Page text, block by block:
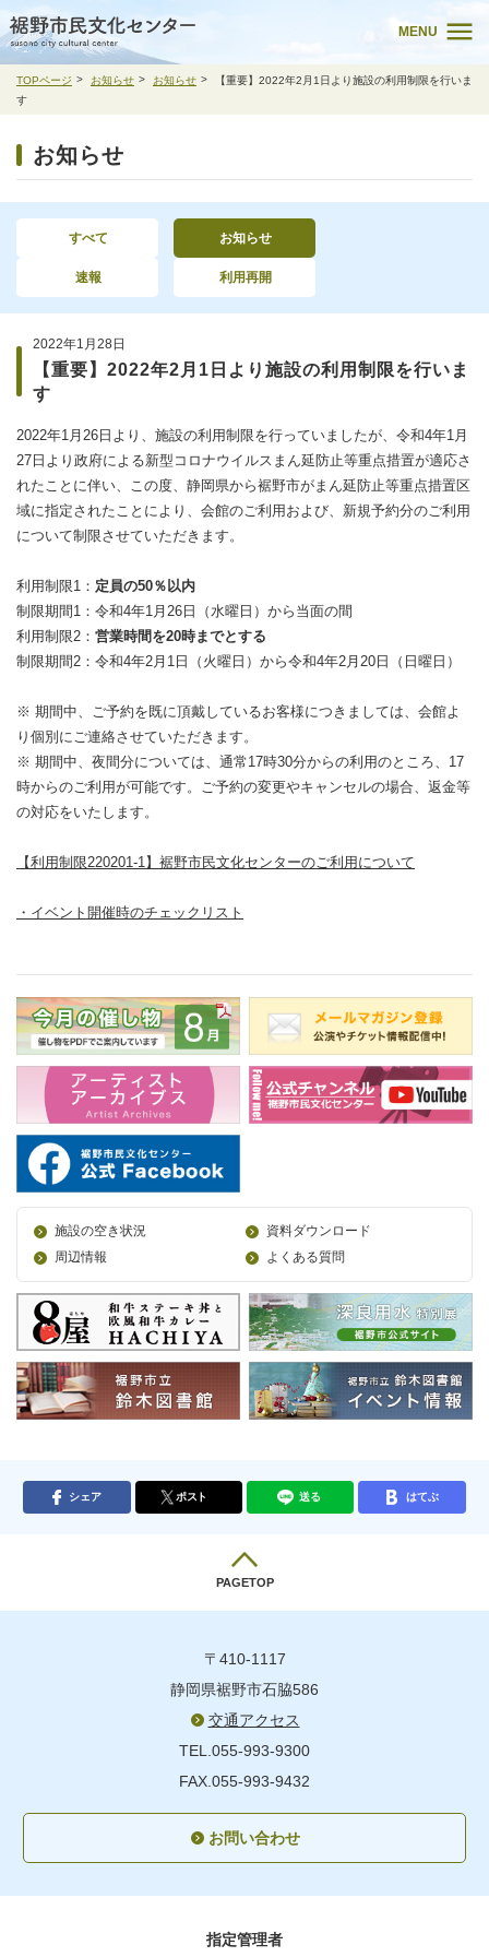
MENU
TOPページ お知らせ お知らせ
【重要】2022年2月1日より施設の利用制限を行いま
す
お知らせ
すべて お知らせ
速報 利用再開
2022年1月28日
【重要】2022年2月1日より施設の利用制限を行いま
す
2022年1月26日より、施設の利用制限を行っていましたが、令和4年1月
27日より政府による新型コロナウイルスまん延防止等重点措置が適応さ
れたことに伴い、この度、静岡県から裾野市がまん延防止等重点措置区
域に指定されたことにより、会館のご利用および、新規予約分のご利用
について制限させていただきます。
利用制限1： 定員の50％以内
制限期間1：令和4年1月26日（水曜日）から当面の間
利用制限2： 営業時間を20時までとする
制限期間2：令和4年2月1日（火曜日）から令和4年2月20日（日曜日）
※ 期間中、ご予約を既に頂戴しているお客様につきましては、会館よ
り個別にご連絡させていただきます。
※ 期間中、夜間分については、通常17時30分からの利用のところ、17
時からのご利用が可能です。ご予約の変更やキャンセルの場合、返金等
の対応をいたします。
【利用制限220201-1】裾野市民文化センターのご利用について
・イベント開催時のチェックリスト
施設の空き状況
資料ダウンロード
周辺情報
よくある質問
シェア ポスト 送る はてぶ
PAGETOP
〒410-1117
静岡県裾野市石脇586
交通アクセス
TEL.055-993-9300
FAX.055-993-9432
お問い合わせ
指定管理者